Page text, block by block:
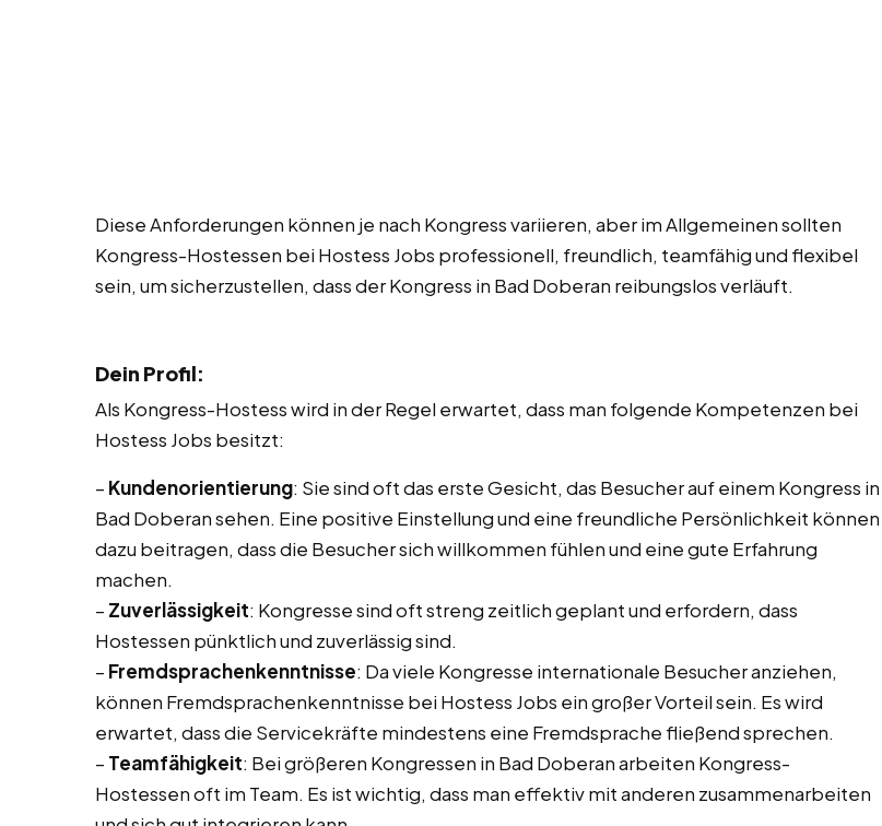
Diese Anforderungen können je nach Kongress variieren, aber im Allgemeinen sollten
Kongress-Hostessen bei Hostess Jobs professionell, freundlich, teamfähig und flexibel
sein, um sicherzustellen, dass der Kongress in Bad Doberan reibungslos verläuft.
Dein Profil:
Als Kongress-Hostess wird in der Regel erwartet, dass man folgende Kompetenzen bei
Hostess Jobs besitzt:
– Kundenorientierung: Sie sind oft das erste Gesicht, das Besucher auf einem Kongress in
Bad Doberan sehen. Eine positive Einstellung und eine freundliche Persönlichkeit können
dazu beitragen, dass die Besucher sich willkommen fühlen und eine gute Erfahrung
machen.
– Zuverlässigkeit: Kongresse sind oft streng zeitlich geplant und erfordern, dass
Hostessen pünktlich und zuverlässig sind.
– Fremdsprachenkenntnisse: Da viele Kongresse internationale Besucher anziehen,
können Fremdsprachenkenntnisse bei Hostess Jobs ein großer Vorteil sein. Es wird
erwartet, dass die Servicekräfte mindestens eine Fremdsprache fließend sprechen.
– Teamfähigkeit: Bei größeren Kongressen in Bad Doberan arbeiten Kongress-
Hostessen oft im Team. Es ist wichtig, dass man effektiv mit anderen zusammenarbeiten